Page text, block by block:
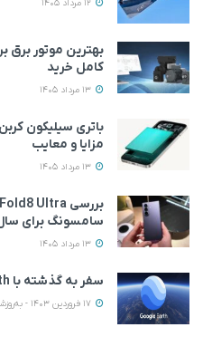
بهترین موتور برق
کامل خرید
باتری سیلیکون
مزایا و معایب
سامسونگ برای سال
سفر به گذشته با Google Earth